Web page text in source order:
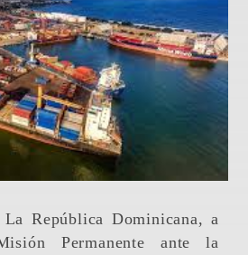
La República Dominicana, a
Permanente ante la